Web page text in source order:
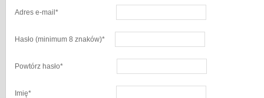
Adres e-mail *
Hasło (minimum 8 znaków)*
Powtórz hasło*
Imię*